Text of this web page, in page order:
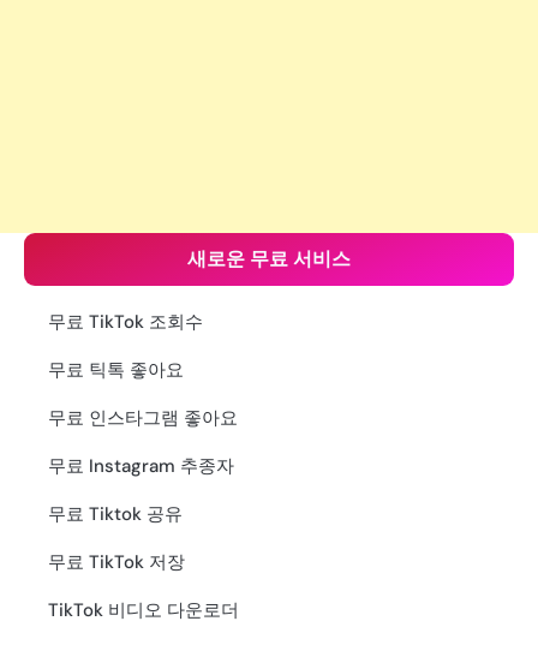
새로운 무료 서비스
무료 TikTok 조회수
무료 틱톡 좋아요
무료 인스타그램 좋아요
무료 Instagram 추종자
무료 Tiktok 공유
무료 TikTok 저장
TikTok 비디오 다운로더